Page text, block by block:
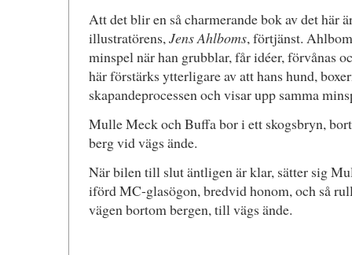
Att det blir en så charmerande bok av det här
illustratörens,Jens Ahlboms, förtjänst.
minspel när han grubblar, får idéer, förvånas
här förstärks ytterligare av att hans hund,
skapandeprocessen och visar upp samma
Mulle Meck och Buffa bor i ett skogsbryn,
berg vid vägs ände.
När bilen till slut äntligen är klar, sätter sig
iförd MC-glasögon, bredvid honom, och så
vägen bortom bergen, till vägs ände.